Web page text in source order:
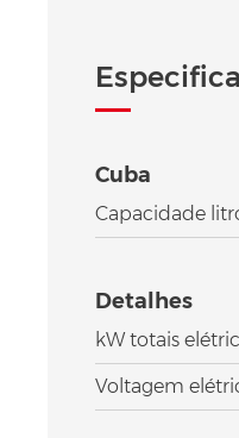
Cuba
Capacidade
Detalhes
kW totais
Voltagem